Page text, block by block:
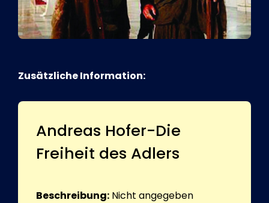
Zusätzliche Information:
Andreas Hofer-Die
Freiheit des Adlers
Beschreibung: Nicht angegeben